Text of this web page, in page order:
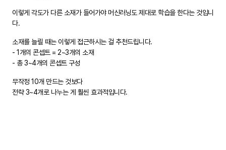
이렇게 각도가 다른 소재가 들어가야 머신러닝도 제대로 학습을 한다는 것입니
다.
소재를 늘릴 때는 이렇게 접근하시는 걸 추천드립니다.
- 1개의 콘셉트 = 2~3개의 소재
- 총 3~4개의 콘셉트 구성
무작정 10개 만드는 것보다
전략 3~4개로 나누는 게 훨씬 효과적입니다.